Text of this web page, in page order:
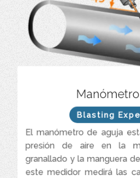
Blasting
El manómetro de aguja
presión de aire en la
granallado y la manguera
este medidor medirá las
Diseñado para medir la presión
de
Temperatura de
Dimensiones del